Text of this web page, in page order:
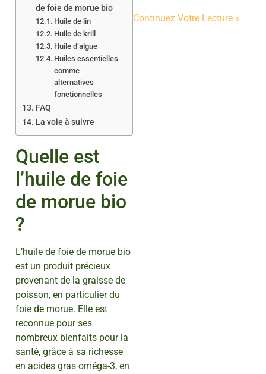
de foie de morue bio
Huile de lin
Huile de krill
Huile d’algue
Huiles essentielles
comme
alternatives
fonctionnelles
FAQ
La voie à suivre
Quelle est
l’huile de foie
de morue bio
?
L’huile de foie de morue bio
est un produit précieux
provenant de la graisse de
poisson, en particulier du
foie de morue. Elle est
reconnue pour ses
nombreux bienfaits pour la
santé, grâce à sa richesse
en acides gras oméga-3, en
Continuez Votre Lecture »